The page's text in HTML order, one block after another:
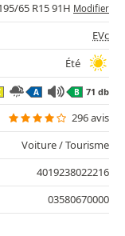
65 R15 91H Modifier
EVc
Été
A B 71 db
296 avis
Voiture / Tourisme
4019238022216
03580670000